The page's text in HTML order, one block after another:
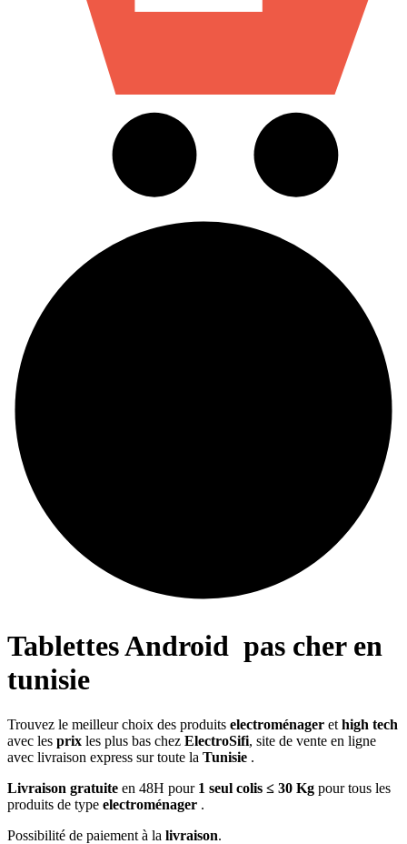
Tablettes Android pas cher en
tunisie
Trouvez le meilleur choix des produits electroménager et high tech
avec les prix les plus bas chez ElectroSifi, site de vente en ligne
avec livraison express sur toute la Tunisie .
Livraison gratuite en 48H pour 1 seul colis ≤ 30 Kg pour tous les
produits de type electroménager .
Possibilité de paiement à la livraison.